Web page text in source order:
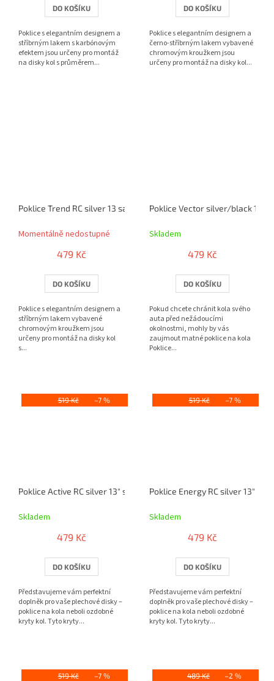
DO KOŠÍKU
Poklice s elegantním designem a
stříbrným lakem s karbónovým
efektem jsou určeny pro montáž
na disky kol s průměrem...
DO KOŠÍKU
Poklice s elegantním designem a
černo-stříbrným lakem vybavené
chromovým kroužkem jsou
určeny pro montáž na disky kol...
Poklice Trend RC silver 13 sada 4ks
Momentálně nedostupné
479 Kč
DO KOŠÍKU
Poklice s elegantním designem a
stříbrným lakem vybavené
chromovým kroužkem jsou
určeny pro montáž na disky kol
s...
Poklice Vector silver/black 13"
Skladem
479 Kč
DO KOŠÍKU
Pokud chcete chránit kola svého
auta před nežádoucími
okolnostmi, mohly by vás
zaujmout matné poklice na kola
Poklice...
519 Kč –7 %
Poklice Active RC silver 13" sada 4ks
Skladem
479 Kč
DO KOŠÍKU
Představujeme vám perfektní
doplněk pro vaše plechové disky –
poklice na kola neboli ozdobné
kryty kol. Tyto kryty...
519 Kč –7 %
Poklice Energy RC silver 13"
Skladem
479 Kč
DO KOŠÍKU
Představujeme vám perfektní
doplněk pro vaše plechové disky –
poklice na kola neboli ozdobné
kryty kol. Tyto kryty...
519 Kč –7 % 489 Kč –2 %